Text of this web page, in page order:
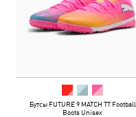
Бутсы FUTURE 9 MATCH TT Football
Boots Unisex